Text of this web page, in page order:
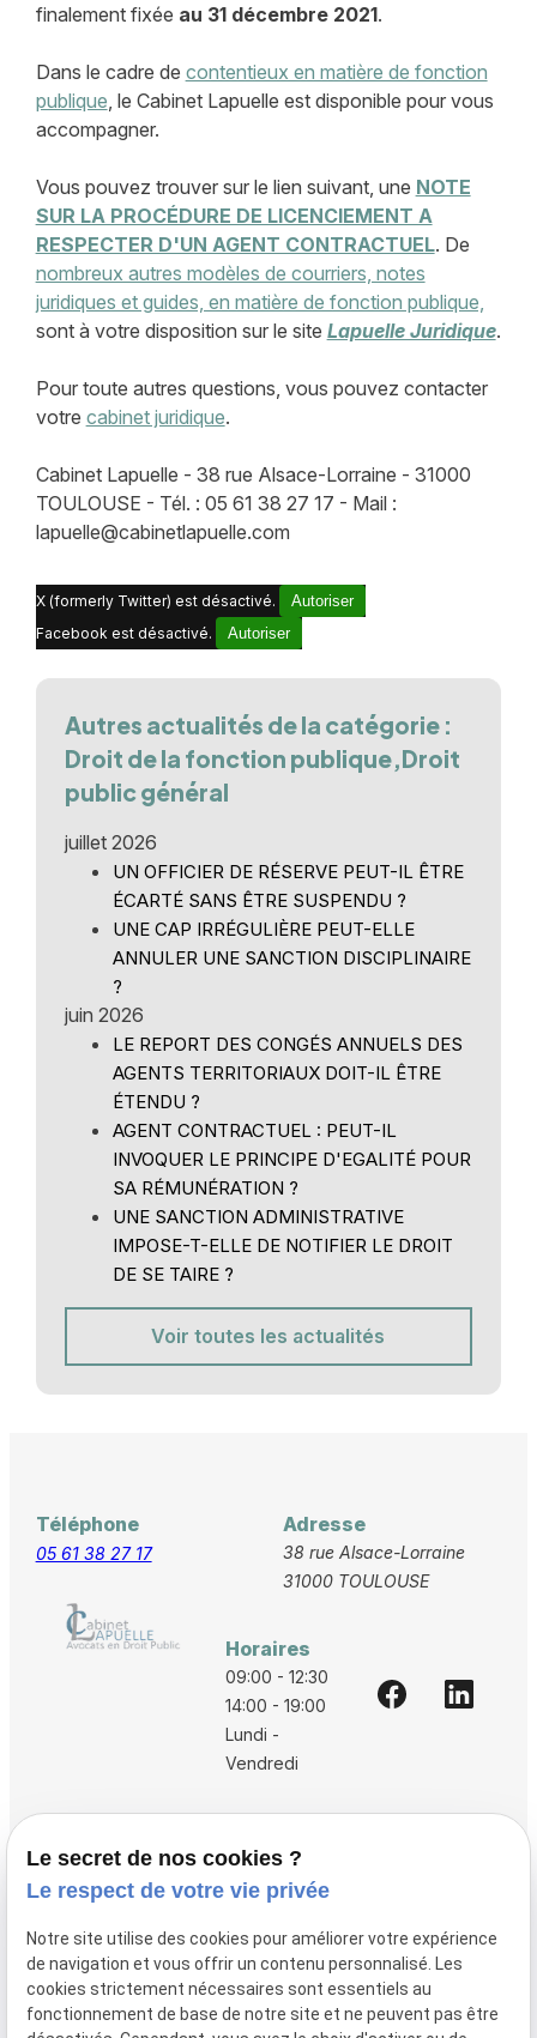
finalement fixée au 31 décembre 2021.
Dans le cadre de contentieux en matière de fonction
publique , le Cabinet Lapuelle est disponible pour vous
accompagner.
Vous pouvez trouver sur le lien suivant, une NOTE
SUR LA PROCÉDURE DE LICENCIEMENT A
RESPECTER D'UN AGENT CONTRACTUEL. De
nombreux autres modèles de courriers, notes
juridiques et guides, en matière de fonction publique,
sont à votre disposition sur le site Lapuelle Juridique.
Pour toute autres questions, vous pouvez contacter
votre cabinet juridique.
Cabinet Lapuelle - 38 rue Alsace-Lorraine - 31000
TOULOUSE - Tél. : 05 61 38 27 17 - Mail :
lapuelle@cabinetlapuelle.com
X (formerly Twitter) est désactivé.
Autoriser
Facebook est désactivé.
Autoriser
Autres actualités de la catégorie :
Droit de la fonction publique,Droit
public général
juillet 2026
UN OFFICIER DE RÉSERVE PEUT-IL ÊTRE
ÉCARTÉ SANS ÊTRE SUSPENDU ?
UNE CAP IRRÉGULIÈRE PEUT-ELLE
ANNULER UNE SANCTION DISCIPLINAIRE
?
juin 2026
LE REPORT DES CONGÉS ANNUELS DES
AGENTS TERRITORIAUX DOIT-IL ÊTRE
ÉTENDU ?
AGENT CONTRACTUEL : PEUT-IL
INVOQUER LE PRINCIPE D'EGALITÉ POUR
SA RÉMUNÉRATION ?
UNE SANCTION ADMINISTRATIVE
IMPOSE-T-ELLE DE NOTIFIER LE DROIT
DE SE TAIRE ?
Voir toutes les actualités
Téléphone
05 61 38 27 17
Adresse
38 rue Alsace-Lorraine
31000 TOULOUSE
Horaires
09:00 - 12:30
14:00 - 19:00
Lundi -
Vendredi
Vos avocats
Boutique
Domaines de compétences
Le secret de nos cookies ?
Le respect de votre vie privée
Notre site utilise des cookies pour améliorer votre expérience
de navigation et vous offrir un contenu personnalisé. Les
cookies strictement nécessaires sont essentiels au
fonctionnement de base de notre site et ne peuvent pas être